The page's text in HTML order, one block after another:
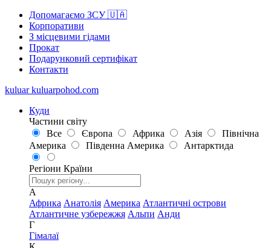
Допомагаємо ЗСУ 🇺🇦
Корпоративи
З місцевими гідами
Прокат
Подарунковий сертифікат
Контакти
kuluar kuluarpohod.com
Куди
Частини світу
Все
Європа Африка Азія
Північна
Америка
Південна Америка Антарктида
Регіони Країни
А
Африка Анатолія Америка Атлантичні острови
Атлантичне узбережжя Альпи Анди
Г
Гімалаї